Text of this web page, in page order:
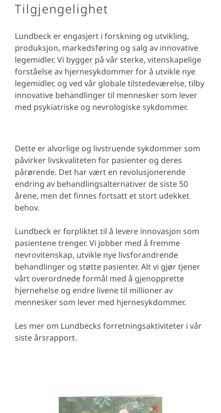
Tilgjengelighet
Lundbeck er engasjert i forskning og utvikling,
produksjon, markedsføring og salg av innovative
legemidler. Vi bygger på vår sterke, vitenskapelige
forståelse av hjernesykdommer for å utvikle nye
legemidler, og ved vår globale tilstedeværelse, tilby
innovative behandlinger til mennesker som lever
med psykiatriske og nevrologiske sykdommer.
Dette er alvorlige og livstruende sykdommer som
påvirker livskvaliteten for pasienter og deres
pårørende. Det har vært en revolusjonerende
endring av behandlingsalternativer de siste 50
årene, men det finnes fortsatt et stort udekket
behov.
Lundbeck er forpliktet til å levere innovasjon som
pasientene trenger. Vi jobber med å fremme
nevrovitenskap, utvikle nye livsforandrende
behandlinger og støtte pasienter. Alt vi gjør tjener
vårt overordnede formål med å gjenopprette
hjernehelse og endre livene til millioner av
mennesker som lever med hjernesykdommer.
Les mer om Lundbecks forretningsaktiviteter i vår
siste årsrapport.